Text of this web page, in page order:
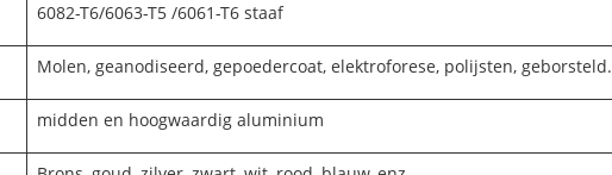
6082-T6/6063-T5 /6061-T6 staaf
Molen, geanodiseerd, gepoedercoat, elektroforese, polijsten, geborsteld.
midden en hoogwaardig aluminium